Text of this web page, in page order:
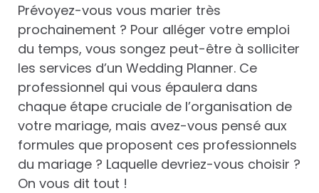
Prévoyez-vous vous marier très
prochainement ? Pour alléger votre emploi
du temps, vous songez peut-être à solliciter
les services d’un Wedding Planner. Ce
professionnel qui vous épaulera dans
chaque étape cruciale de l’organisation de
votre mariage, mais avez-vous pensé aux
formules que proposent ces professionnels
du mariage ? Laquelle devriez-vous choisir ?
On vous dit tout !